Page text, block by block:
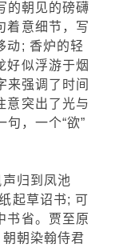
的朝见的磅礴
着意细节，写
动; 香炉的轻
好似浮游于烟
来强调了时间
意突出了光与
句，一个“欲”
归到凤池
起草诏书; 可
书省。贾至原
朝染翰侍君